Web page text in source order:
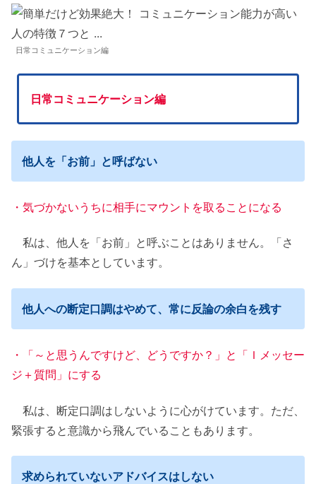
日常コミュニケーション編
日常コミュニケーション編
他人を「お前」と呼ばない
・気づかないうちに相手にマウントを取ることになる
私は、他人を「お前」と呼ぶことはありません。「さ
ん」づけを基本としています。
他人への断定口調はやめて、常に反論の余白を残す
・「～と思うんですけど、どうですか？」と「Ｉメッセー
ジ＋質問」にする
私は、断定口調はしないように心がけています。ただ、
緊張すると意識から飛んでいることもあります。
求められていないアドバイスはしない